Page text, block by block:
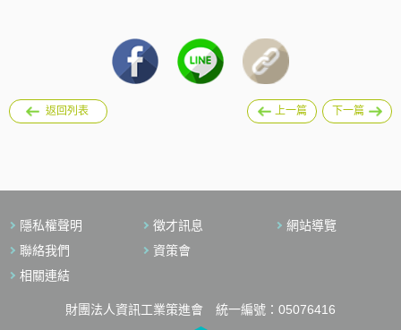
返回列表 上一篇 下一篇
隱私權聲明 徵才訊息
網站導覽
聯絡我們
資策會
相關連結
財團法人資訊工業策進會 統一編號：05076416